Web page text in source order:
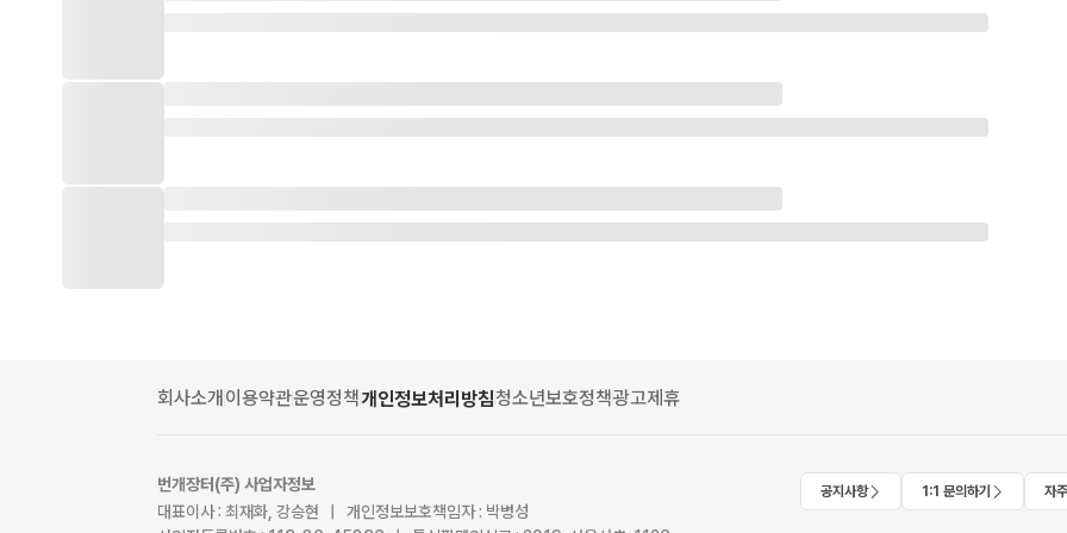
회사소개이용약관운영정책개인정보처리방침청소년보호정책광고제휴
번개장터(주) 사업자정보
대표이사 : 최재화, 강승현 | 개인정보보호책임자 : 박병성
공지사항 1:1 문의하기 자